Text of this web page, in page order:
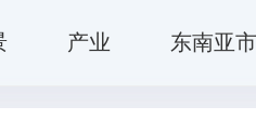
产业 东南亚